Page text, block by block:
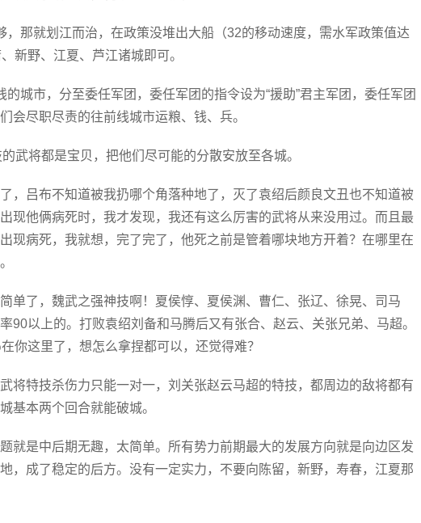
，那就划江而治，在政策没堆出大船（32的移动速度，需水军政策值达
新野、江夏、芦江诸城即可。
的城市，分至委任军团，委任军团的指令设为“援助”君主军团，委任军团
会尽职尽责的往前线城市运粮、钱、兵。
的武将都是宝贝，把他们尽可能的分散安放至各城。
，吕布不知道被我扔哪个角落种地了，灭了袁绍后颜良文丑也不知道被
现他俩病死时，我才发现，我还有这么厉害的武将从来没用过。而且最
现病死，我就想，完了完了，他死之前是管着哪块地方开着？在哪里在
单了，魏武之强神技啊！夏侯惇、夏侯渊、曹仁、张辽、徐晃、司马
90以上的。打败袁绍刘备和马腾后又有张合、赵云、关张兄弟、马超。
你这里了，想怎么拿捏都可以，还觉得难？
将特技杀伤力只能一对一，刘关张赵云马超的特技，都周边的敌将都有
基本两个回合就能破城。
就是中后期无趣，太简单。所有势力前期最大的发展方向就是向边区发
，成了稳定的后方。没有一定实力，不要向陈留，新野，寿春，江夏那